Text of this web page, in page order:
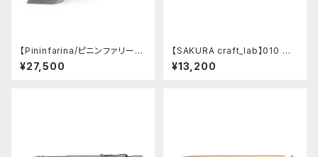
【Pininfarina/ピニンファリー
ナ】Speedform (チタン)
¥27,500
【SAKURA craft_lab】010 ゲ
ルインキボールペン (ハンマート
ーン チャコール)
¥13,200